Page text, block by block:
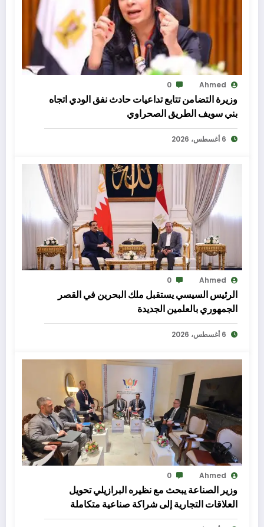
Ahmed
0
وزيرة التضامن تتابع تداعيات حادث نفق الودي اتجاه
بني سويف الطريق الصحراوي
6 أغسطس، 2026
Ahmed
0
الرئيس السيسي يستقبل ملك البحرين في القصر
الجمهوري بالعلمين الجديدة
6 أغسطس، 2026
Ahmed
0
وزير الصناعة يبحث مع نظيره البرازيلي تحويل
العلاقات التجارية إلى شراكة صناعية متكاملة